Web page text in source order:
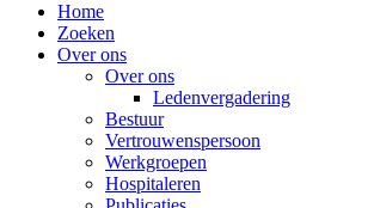
Home
Zoeken
Over ons
Over ons
Ledenvergadering
Bestuur
Vertrouwenspersoon
Werkgroepen
Hospitaleren